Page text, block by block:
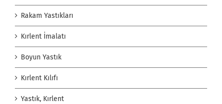
Rakam Yastıkları
Kırlent İmalatı
Boyun Yastık
Kırlent Kılıfı
Yastık, Kırlent